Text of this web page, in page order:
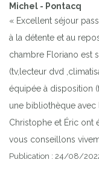
Michel - Pontacq
« Excellent séjour
à la détente et au
chambre Floriano est
(tv,lecteur dvd
équipée à disposition
une bibliothèque avec
Christophe et Éric ont
vous conseillons
Publication : 24/08/